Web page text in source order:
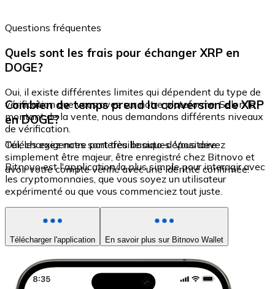
Questions fréquentes
Quels sont les frais pour échanger XRP en
DOGE?
Oui, il existe différentes limites qui dépendent du type de
vérification que vous avez sur notre plateforme. Selon le
montant de la vente, nous demandons différents niveaux
de vérification.
Combien de temps prend la conversion de XRP
en DOGE?
Oui, les exigences sont très basiques. Vous devez
simplement être majeur, être enregistré chez Bitnovo et
avoir votre compte vérifié avec une identité confirmée.
Téléchargez notre portefeuille auto-dépositaire
Bitnovo est l'application la plus simple pour interagir avec
les cryptomonnaies, que vous soyez un utilisateur
expérimenté ou que vous commenciez tout juste.
Télécharger l'application En savoir plus sur Bitnovo Wallet